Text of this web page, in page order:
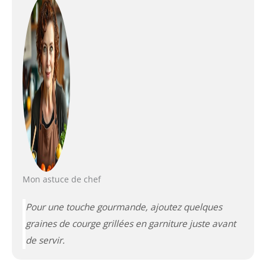
Mon astuce de chef
Pour une touche gourmande, ajoutez quelques
graines de courge grillées en garniture juste avant
de servir.